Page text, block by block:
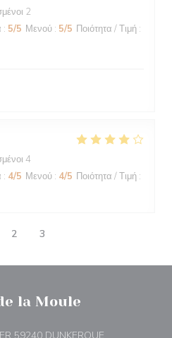
2
: 5/5 Μενού : 5/5 Ποιότητα / Τιμή :
4
: 4/5 Μενού : 4/5 Ποιότητα / Τιμή :
2 3
la Moule
((ανοίγει σε